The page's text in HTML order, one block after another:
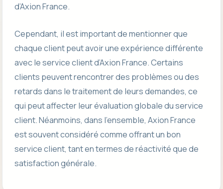
d’Axion France.
Cependant, il est important de mentionner que
chaque client peut avoir une expérience différente
avec le service client d’Axion France. Certains
clients peuvent rencontrer des problèmes ou des
retards dans le traitement de leurs demandes, ce
qui peut affecter leur évaluation globale du service
client. Néanmoins, dans l’ensemble, Axion France
est souvent considéré comme offrant un bon
service client, tant en termes de réactivité que de
satisfaction générale.